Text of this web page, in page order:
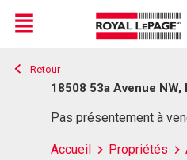
Live
En Direct
Menu
Retour
18508 53a Avenue NW,
Pas présentement à
Accueil Propriétés